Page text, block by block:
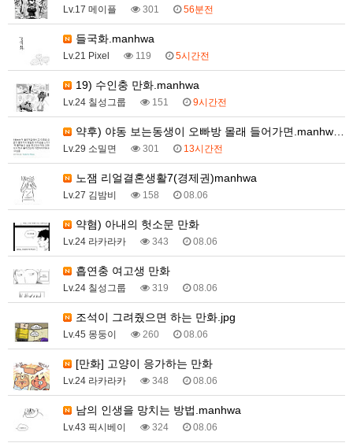
Lv.17 메이플 301 56분전
들국화.manhwa
Lv.21 Pixel 119 5시간전
19) 수인충 만화.manhwa
Lv.24 칠성그룹 151 9시간전
약후) 야동 보는동생이 오빠방 몰래 들어가면.manhw…
Lv.29 소밀면 301 13시간전
노잼 리얼결혼생활7(경제권)manhwa
Lv.27 김밤비 158 08.06
약혐) 아내의 헛소문 만화
Lv.24 라카라카 343 08.06
흡연충 여고생 만화
Lv.24 칠성그룹 319 08.06
조석이 그려줬으면 하는 만화.jpg
Lv.45 몽둥이 260 08.06
[만화] 고양이 응가하는 만화
Lv.24 라카라카 348 08.06
남의 인생을 망치는 방법.manhwa
Lv.43 픽시베이 324 08.06